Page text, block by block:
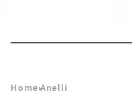
Home›Anelli